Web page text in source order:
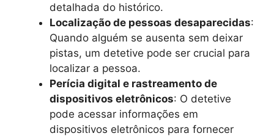
detalhada do histórico.
Localização de pessoas desaparecidas:
Quando alguém se ausenta sem deixar
pistas, um detetive pode ser crucial para
localizar a pessoa.
Perícia digital e rastreamento de
dispositivos eletrônicos: O detetive
pode acessar informações em
dispositivos eletrônicos para fornecer